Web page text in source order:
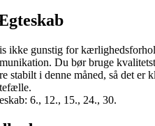
ikke gunstig for
Du bør bruge
stabilt i denne måned, så det er
6., 12., 15., 24., 30.